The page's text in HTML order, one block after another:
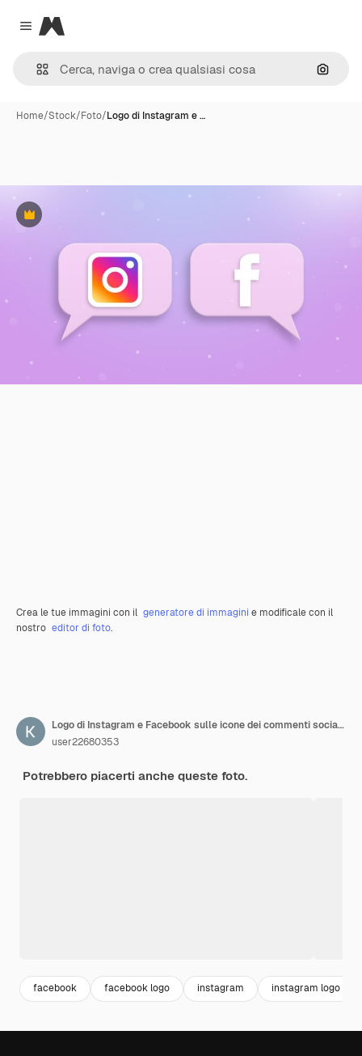
Close menu
Magnific
Cerca
Home/Stock/Foto/Logo di Instagram e …
Premium
Crea le tue immagini con il generatore di immagini e modificale con il
nostro editor di foto.
Logo di Instagram e Facebook sulle icone dei commenti social 3d
user22680353
Potrebbero piacerti anche queste foto.
facebook facebook logo instagram instagram logo